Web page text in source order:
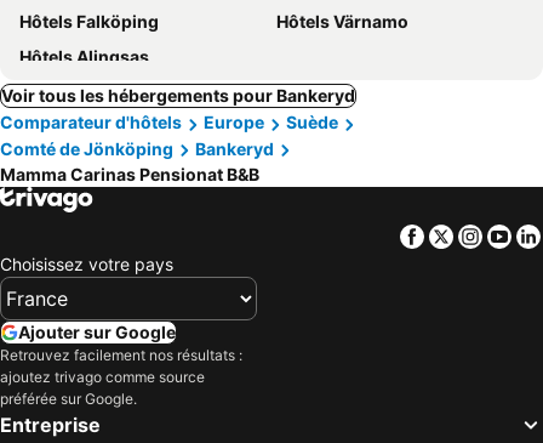
Hôtels Falköping
Hôtels Värnamo
Hôtels Alingsas
Voir tous les hébergements pour Bankeryd
Comparateur d'hôtels
Europe
Suède
Comté de Jönköping
Bankeryd
Mamma Carinas Pensionat B&B
Facebook
Twitter
Choisissez votre pays
Ajouter sur Google
Retrouvez facilement nos résultats :
ajoutez trivago comme source
préférée sur Google.
Entreprise